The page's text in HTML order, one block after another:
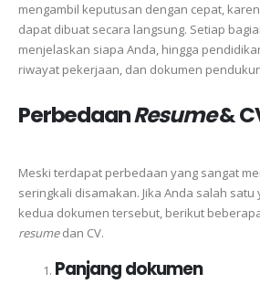
mengambil keputusan dengan cepat,
dapat dibuat secara langsung. Setiap
menjelaskan siapa Anda, hingga
riwayat pekerjaan, dan dokumen
PerbedaanResume&
Meski terdapat perbedaan yang sangat
seringkali disamakan. Jika Anda salah
kedua dokumen tersebut, berikut
resumedan CV.
Panjang dokumen